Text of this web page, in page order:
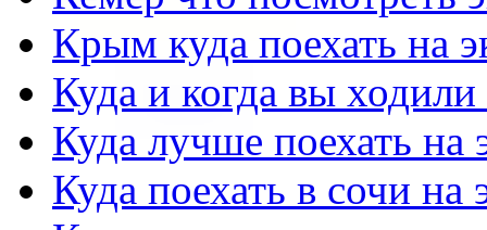
Крым куда поехать на
Куда и когда вы
Куда лучше поехать на
Куда поехать в сочи на